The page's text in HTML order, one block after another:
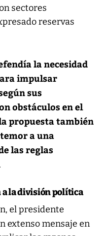
sectores
reservas
la necesidad
impulsar
sus
obstáculos en el
propuesta también
a una
las reglas
.
la división política
el presidente
extenso mensaje en